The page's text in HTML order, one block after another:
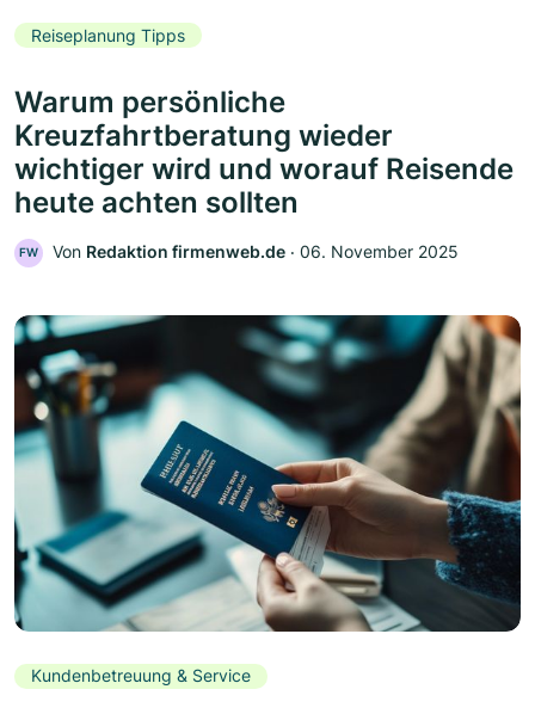
Reiseplanung Tipps
Warum persönliche
Kreuzfahrtberatung wieder
wichtiger wird und worauf Reisende
heute achten sollten
FW Von Redaktion firmenweb.de ‧ 06. November 2025
Kundenbetreuung & Service